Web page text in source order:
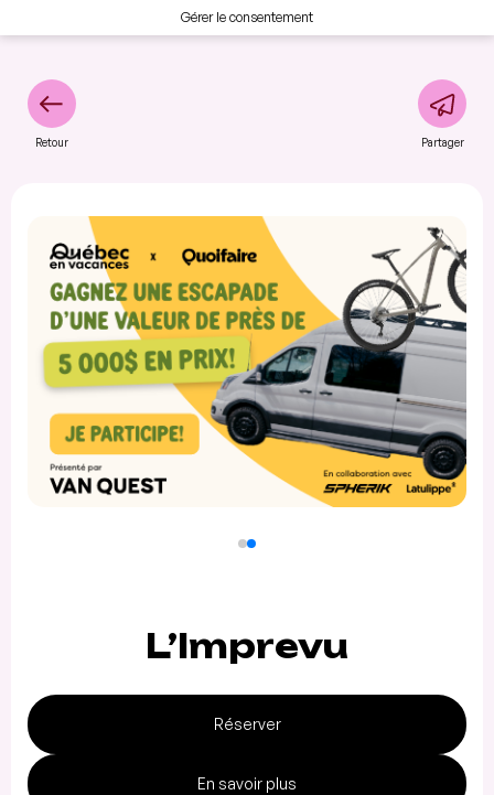
Gérer le consentement
Retour Partager
L’Imprevu
Réserver
En savoir plus